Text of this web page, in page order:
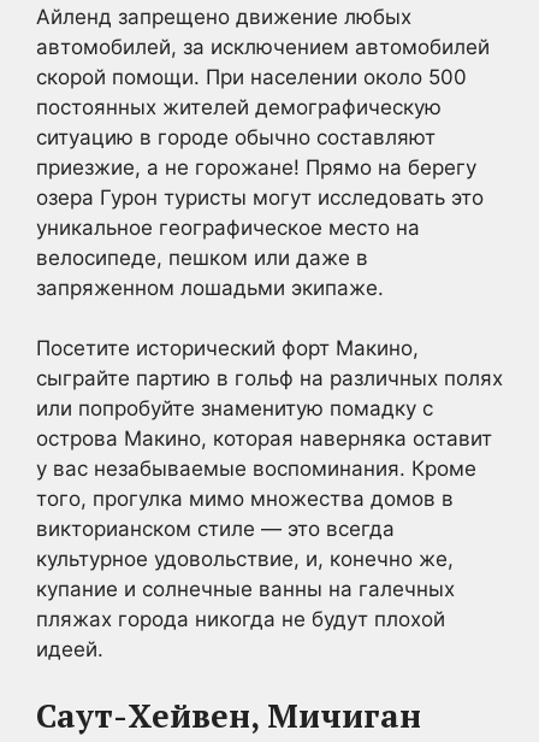
Айленд запрещено движение любых
автомобилей, за исключением автомобилей
скорой помощи. При населении около 500
постоянных жителей демографическую
ситуацию в городе обычно составляют
приезжие, а не горожане! Прямо на берегу
озера Гурон туристы могут исследовать это
уникальное географическое место на
велосипеде, пешком или даже в
запряженном лошадьми экипаже.
Посетите исторический форт Макино,
сыграйте партию в гольф на различных полях
или попробуйте знаменитую помадку с
острова Макино, которая наверняка оставит
у вас незабываемые воспоминания. Кроме
того, прогулка мимо множества домов в
викторианском стиле — это всегда
культурное удовольствие, и, конечно же,
купание и солнечные ванны на галечных
пляжах города никогда не будут плохой
идеей.
Саут-Хейвен, Мичиган